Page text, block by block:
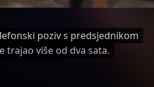
poziv s predsjednikom
trajao više od dva sata.